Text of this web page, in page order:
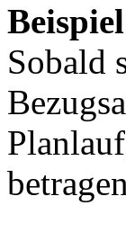
Sobald